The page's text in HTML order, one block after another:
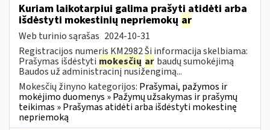
Kuriam laikotarpiui galima prašyti atidėti arba
išdėstyti mokestinių nepriemokų ar
Web turinio sąrašas 2024-10-31
Registracijos numeris KM2982 Ši informacija skelbiama:
Prašymas išdėstyti mokesčių ar baudų sumokėjimą
Baudos už administracinį nusižengimą...
Mokesčių žinyno kategorijos: Prašymai, pažymos ir
mokėjimo duomenys » Pažymų užsakymas ir prašymų
teikimas » Prašymas atidėti arba išdėstyti mokestinę
nepriemoką